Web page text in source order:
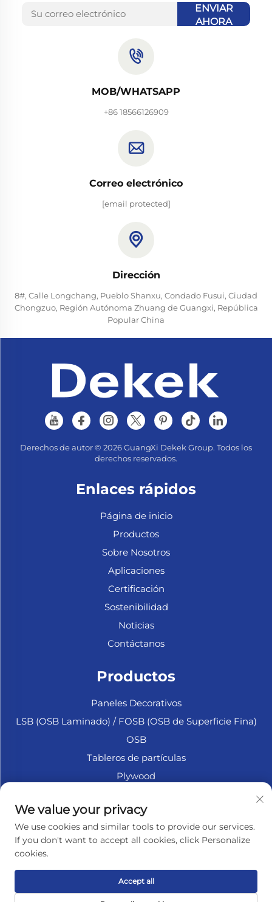
ENVIAR
AHORA
MOB/WHATSAPP
+86 18566126909
Correo electrónico
[email protected]
Dirección
8#, Calle Longchang, Pueblo Shanxu, Condado Fusui, Ciudad
Chongzuo, Región Autónoma Zhuang de Guangxi, República
Popular China
Derechos de autor © 2026 GuangXi Dekek Group. Todos los
derechos reservados.
Enlaces rápidos
Página de inicio
Productos
Sobre Nosotros
Aplicaciones
Certificación
Sostenibilidad
Noticias
Contáctanos
Productos
Paneles Decorativos
LSB (OSB Laminado) / FOSB (OSB de Superficie Fina)
OSB
Tableros de partículas
Plywood
Fibrofácil
Accesorios
We value your privacy
We use cookies and similar tools to provide our services.
If you don't want to accept all cookies, click Personalize
cookies.
Accept all